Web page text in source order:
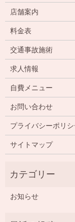
店舗案内
料金表
交通事故施術
求人情報
自費メニュー
お問い合わせ
プライバシーポリシ
サイトマップ
お知らせ